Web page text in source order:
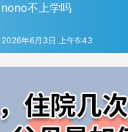
nono不上学吗
2026年6月3日 上午6:43